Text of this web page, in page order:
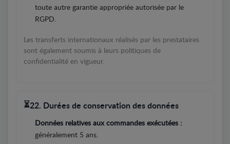
toute autre garantie appropriée autorisée par le
RGPD.
Les transferts internationaux réalisés par les prestataires
sont également soumis à leurs politiques de
confidentialité en vigueur.
22. Durées de conservation des données
Données relatives aux commandes exécutées :
généralement 5 ans.